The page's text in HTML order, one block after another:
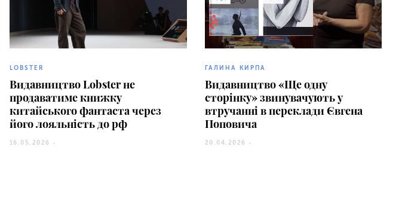
LOBSTER
Видавництво Lobster не
продаватиме книжку
китайського фантаста через
його лояльність до рф
16.05.2026 -
ГАЛИНА КИРПА
Видавництво «Ще одну
сторінку» звинувачують у
втручанні в переклади Євгена
Поповича
20.04.2026 -